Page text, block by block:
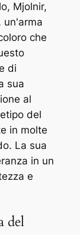
Mjolnir,
un'arma
che
di
sua
al
del
in molte
La sua
in un
e
del